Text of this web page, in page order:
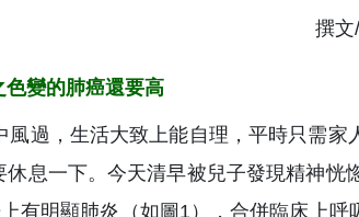
撰文
變的肺癌還要高
風過，生活大致上能自理，平時只需
息一下。今天清早被兒子發現精神
有明顯肺炎（如圖1），合併臨床上